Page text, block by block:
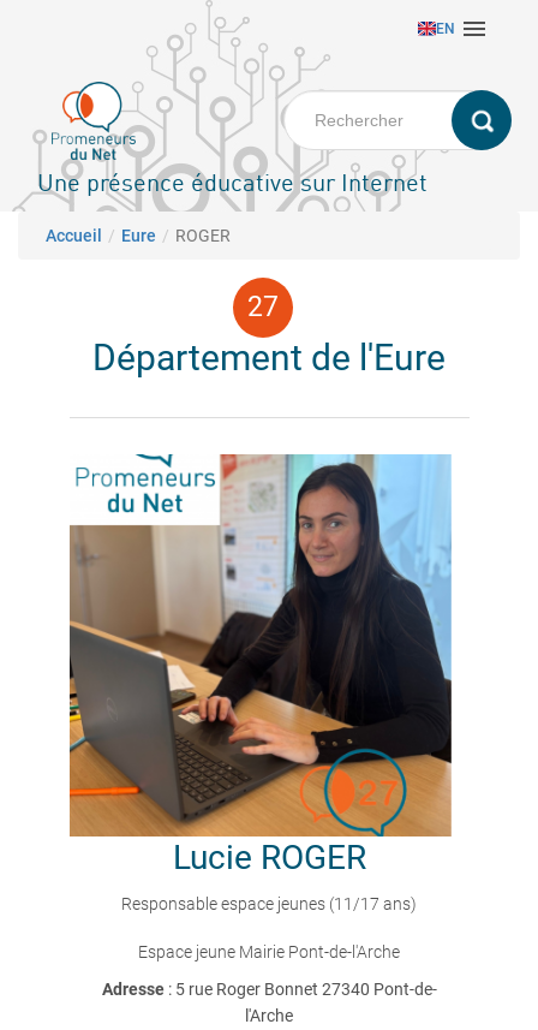
principal
EN 
Une présence éducative sur Internet
Fil d'Ariane
Accueil Eure ROGER
Département de l'Eure
Lucie ROGER
Responsable espace jeunes (11/17 ans)
Espace jeune Mairie Pont-de-l'Arche
Adresse : 5 rue Roger Bonnet 27340 Pont-de-
l'Arche